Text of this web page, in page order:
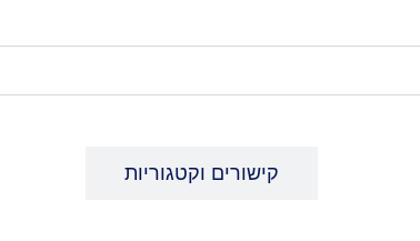
קישורים וקטגוריות